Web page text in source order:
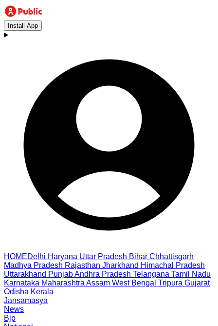
Install App
HOMEDelhi Haryana Uttar Pradesh Bihar Chhattisgarh
Madhya Pradesh Rajasthan Jharkhand Himachal Pradesh
Uttarakhand PunjabAndhra Pradesh Telangana Tamil Nadu
Karnataka Maharashtra Assam West Bengal Tripura Gujarat
Odisha Kerala
Jansamasya
News
Bjp